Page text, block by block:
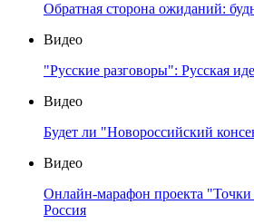
Обратная сторона ожиданий:
Видео
"Русские разговоры": Русская
Видео
Будет ли "Новороссийский
Видео
Онлайн-марафон проекта
Россия